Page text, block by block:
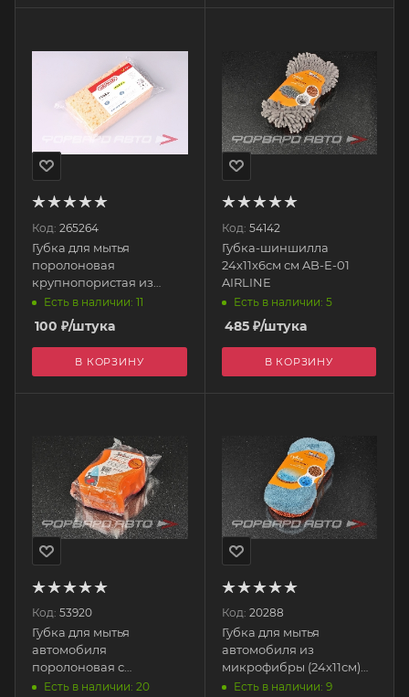
Код: 265264
Губка для мытья
поролоновая
крупнопористая из
пенополиуретана 19,5
х10,5 х 5 см бежевая
S00901007 SKYWAY
Есть в наличии: 11
100 ₽/штука
В КОРЗИНУ
Код: 54142
Губка-шиншилла
24х11х6см см AB-E-01
AIRLINE
Есть в наличии: 5
485₽/штука
В КОРЗИНУ
Код: 53920
Губка для мытья
автомобиля
поролоновая с
эластомером "Волна"
Есть в наличии: 20
Код: 20288
Губка для мытья
автомобиля из
микрофибры (24х11см)
AB-K-02 AIRLINE
Есть в наличии: 9